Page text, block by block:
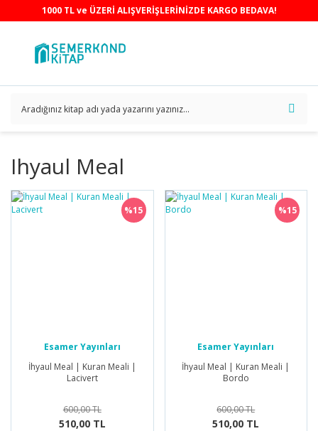
1000 TL ve ÜZERİ ALIŞVERİŞLERİNİZDE KARGO BEDAVA!
Ihyaul Meal
%15
Esamer Yayınları
İhyaul Meal | Kuran Meali |
Lacivert
600,00 TL
510,00 TL
%15
Esamer Yayınları
İhyaul Meal | Kuran Meali |
Bordo
600,00 TL
510,00 TL